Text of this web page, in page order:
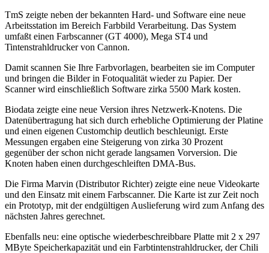
TmS zeigte neben der bekannten Hard- und Software eine neue
Arbeitsstation im Bereich Farbbild Verarbeitung. Das System
umfaßt einen Farbscanner (GT 4000), Mega ST4 und
Tintenstrahldrucker von Cannon.
Damit scannen Sie Ihre Farbvorlagen, bearbeiten sie im Computer
und bringen die Bilder in Fotoqualität wieder zu Papier. Der
Scanner wird einschließlich Software zirka 5500 Mark kosten.
Biodata zeigte eine neue Version ihres Netzwerk-Knotens. Die
Datenübertragung hat sich durch erhebliche Optimierung der Platine
und einen eigenen Customchip deutlich beschleunigt. Erste
Messungen ergaben eine Steigerung von zirka 30 Prozent
gegenüber der schon nicht gerade langsamen Vorversion. Die
Knoten haben einen durchgeschleiften DMA-Bus.
Die Firma Marvin (Distributor Richter) zeigte eine neue Videokarte
und den Einsatz mit einem Farbscanner. Die Karte ist zur Zeit noch
ein Prototyp, mit der endgültigen Auslieferung wird zum Anfang des
nächsten Jahres gerechnet.
Ebenfalls neu: eine optische wiederbeschreibbare Platte mit 2 x 297
MByte Speicherkapazität und ein Farbtintenstrahldrucker, der Chili